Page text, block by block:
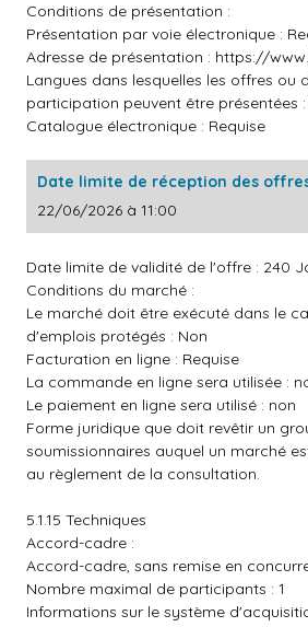
Conditions de présentation :
Présentation par voie électronique :
Adresse de présentation : https://
Langues dans lesquelles les offres ou
participation peuvent être présentées
Catalogue électronique : Requise
Date limite de réception des
22/06/2026 à 11:00
Date limite de validité de l'offre : 240
Conditions du marché :
Le marché doit être exécuté dans le
d'emplois protégés : Non
Facturation en ligne : Requise
La commande en ligne sera utilisée :
Le paiement en ligne sera utilisé : non
Forme juridique que doit revêtir un
soumissionnaires auquel un marché
au règlement de la consultation.
5.1.15 Techniques
Accord-cadre :
Accord-cadre, sans remise en
Nombre maximal de participants : 1
Informations sur le système